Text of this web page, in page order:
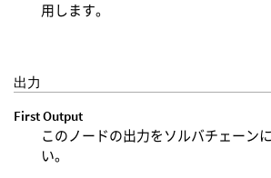
用します。
出力
First Output
このノードの出力をソルバチェーン
い。